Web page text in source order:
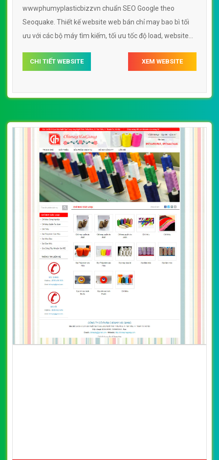
wwwphumyplasticbizzvn chuẩn SEO Google theo
Seoquake. Thiết kế website web bán chỉ may bao bì tối
ưu với các bộ máy tìm kiếm, tối ưu tốc độ load, website
website web bán chỉ may bao bì
CHI TIẾT WEBSITE XEM WEBSITE